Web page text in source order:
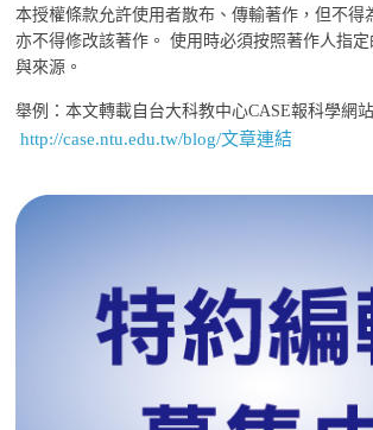
本授權條款允許使用者散布、傳輸著作，但不得
亦不得修改該著作。 使用時必須按照著作人指
與來源。
舉例：本文轉載自台大科教中心CASE報科學網站
http://case.ntu.edu.tw/blog/文章連結